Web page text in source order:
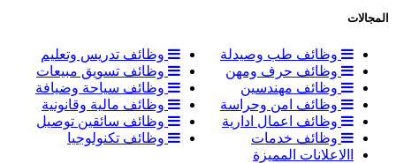
المجالات
وظائف طب وصيدلة
وظائف تدريس وتعليم
وظائف حرف ومهن
وظائف تسويق مبيعات
وظائف مهندسين
وظائف سياحة وضيافة
وظائف امن وحراسة
وظائف مالية وقانونية
وظائف اعمال ادارية
وظائف سائقين توصيل
وظائف خدمات
وظائف تكنولوجيا
االاعلانات المميزة